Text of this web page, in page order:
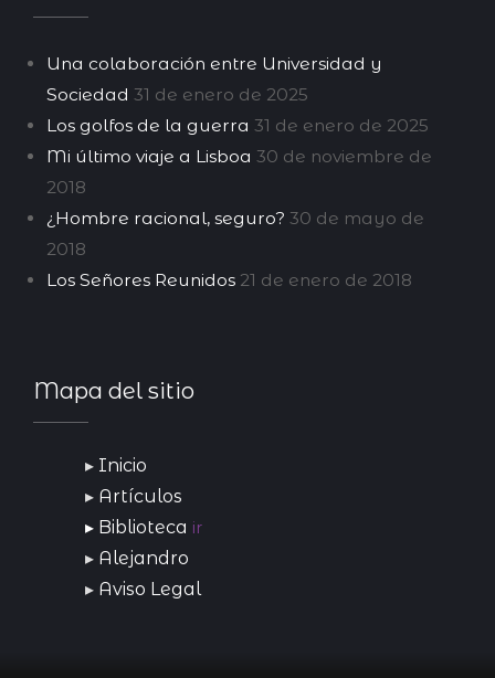
Mapa del sitio
Inicio
Artículos
Biblioteca ir
Alejandro
Aviso Legal
Una colaboración entre Universidad y
Sociedad 31 de enero de 2025
Los golfos de la guerra 31 de enero de 2025
Mi último viaje a Lisboa 30 de noviembre de
2018
¿Hombre racional, seguro? 30 de mayo de
2018
Los Señores Reunidos 21 de enero de 2018